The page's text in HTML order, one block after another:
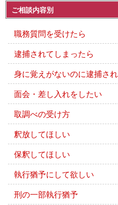
ご相談内容別
職務質問を受けたら
逮捕されてしまったら
身に覚えがないのに逮捕さ
面会・差し入れをしたい
取調べの受け方
釈放してほしい
保釈してほしい
執行猶予にして欲しい
刑の一部執行猶予